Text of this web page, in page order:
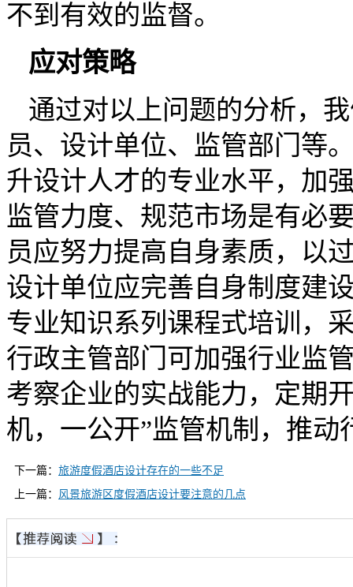
不到有效的监督。
应对策略
通过对以上问题的分析，
员、设计单位、监管部门等
升设计人才的专业水平，加
监管力度、规范市场是有必
员应努力提高自身素质，以
设计单位应完善自身制度建
专业知识系列课程式培训，
行政主管部门可加强行业监
考察企业的实战能力，定期
机，一公开”监管机制，推动
下一篇： 旅游度假酒店设计存在的一些不足
上一篇： 风景旅游区度假酒店设计要注意的几点